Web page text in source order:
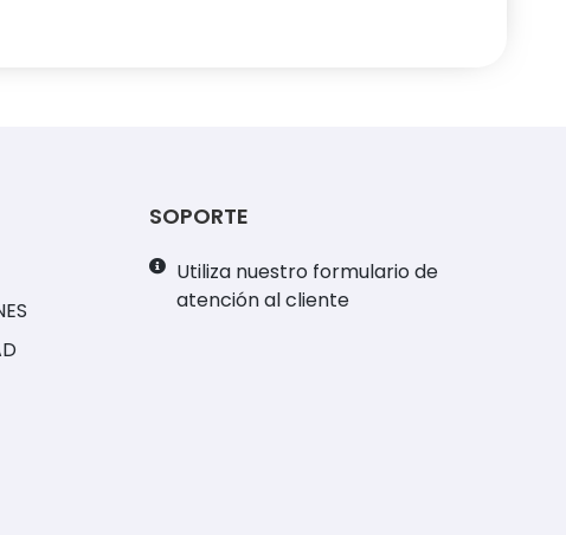
SOPORTE
Utiliza nuestro formulario de
atención al cliente